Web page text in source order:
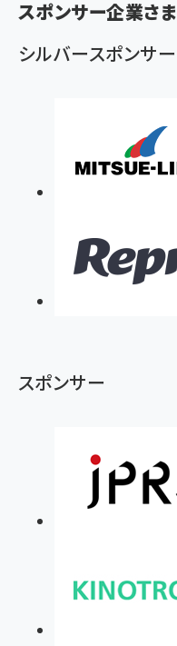
ず
スポンサー企業さま
シルバースポンサー
スポンサー